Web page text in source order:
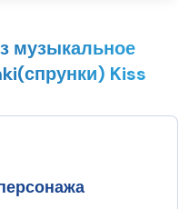
музыкальное
Kiss